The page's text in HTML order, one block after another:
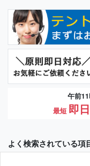
午前
最短 即
よく検索されている項